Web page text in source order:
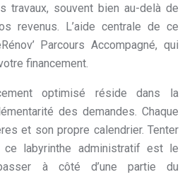
travaux, souvent bien au-delà de
revenus. L’aide centrale de ce
Parcours Accompagné, qui
financement.
optimisé réside dans la
des demandes. Chaque
et son propre calendrier. Tenter
labyrinthe administratif est le
à côté d’une partie du